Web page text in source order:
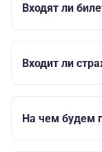
Входят ли
Входит ли
На чем будем